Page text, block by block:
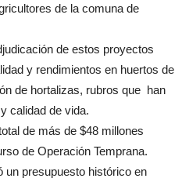
de la comuna de
de estos proyectos
y rendimientos en huertos de
de hortalizas, rubros que han
calidad de vida.
de más de $48 millones
de Operación Temprana.
un presupuesto histórico en